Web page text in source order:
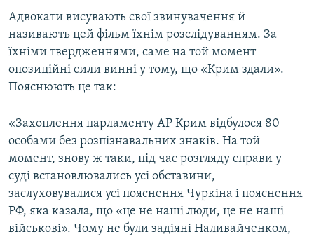
Адвокати висувають свої звинувачення й
називають цей фільм їхнім розслідуванням. За
їхніми твердженнями, саме на той момент
опозиційні сили винні у тому, що «Крим здали».
Пояснюють це так:
«Захоплення парламенту АР Крим відбулося 80
особами без розпізнавальних знаків. На той
момент, знову ж таки, під час розгляду справи у
суді встановлювались усі обставини,
заслуховувалися усі пояснення Чуркіна і пояснення
РФ, яка казала, що «це не наші люди, це не наші
військові». Чому не були задіяні Наливайченком,